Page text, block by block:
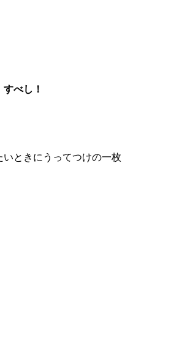
べし！
ときにうってつけの一枚